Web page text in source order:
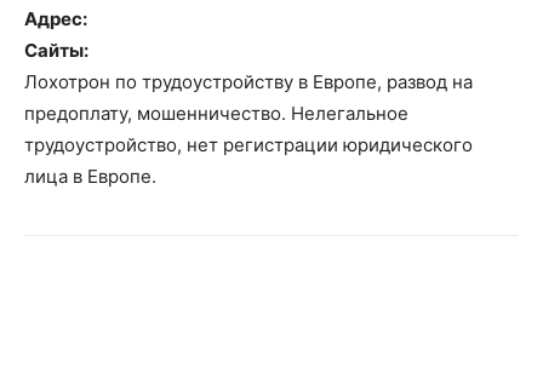
Адрес:
Сайты:
Лохотрон по трудоустройству в Европе, развод на
предоплату, мошенничество. Нелегальное
трудоустройство, нет регистрации юридического
лица в Европе.